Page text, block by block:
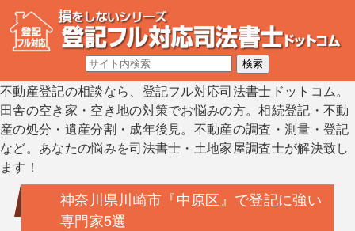
不動産登記の相談なら、登記フル対応司法書士ドットコム。
田舎の空き家・空き地の対策でお悩みの方。相続登記・不動
産の処分・遺産分割・成年後見。不動産の調査・測量・登記
など。あなたの悩みを司法書士・土地家屋調査士が解決致し
ます！
神奈川県川崎市『中原区』で登記に強い
専門家5選